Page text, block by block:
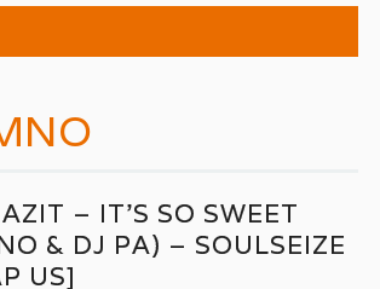
– IT’S SO SWEET
& DJ PA) – SOULSEIZE
US]